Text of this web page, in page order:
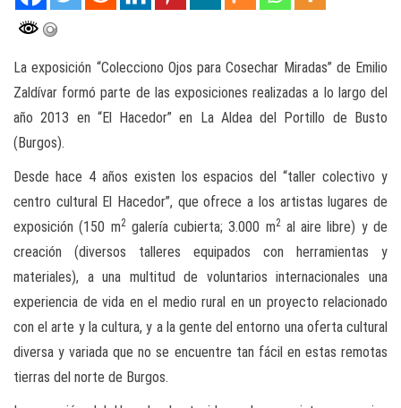
La exposición “Colecciono Ojos para Cosechar Miradas” de Emilio
Zaldívar formó parte de las exposiciones realizadas a lo largo del
año 2013 en “El Hacedor” en La Aldea del Portillo de Busto
(Burgos).
Desde hace 4 años existen los espacios del “taller colectivo y
centro cultural El Hacedor”, que ofrece a los artistas lugares de
exposición (150 m2galería cubierta; 3.000 m2al aire libre) y de
creación (diversos talleres equipados con herramientas y
materiales), a una multitud de voluntarios internacionales una
experiencia de vida en el medio rural en un proyecto relacionado
con el arte y la cultura, y a la gente del entorno una oferta cultural
diversa y variada que no se encuentre tan fácil en estas remotas
tierras del norte de Burgos.